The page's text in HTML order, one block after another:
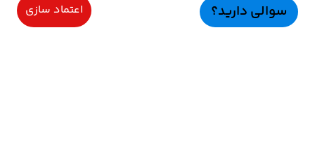
سوالی دارید؟ اعتماد سازی